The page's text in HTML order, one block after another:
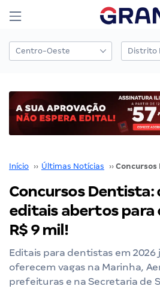
Início ›› Últimas Notícias ››
Concursos Dentista:
editais abertos para
R$ 9 mil!
Editais para dentistas em 2026
oferecem vagas na Marinha,
prefeituras e na Secretaria de